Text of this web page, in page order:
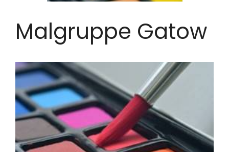
Malgruppe Gatow